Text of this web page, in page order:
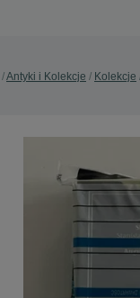
Antyki i Kolekcje Kolekcje